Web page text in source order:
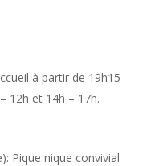
à partir de 19h15
12h et 14h – 17h.
Pique nique convivial